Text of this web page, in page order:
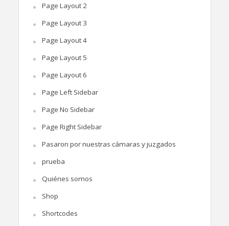
Page Layout 2
Page Layout 3
Page Layout 4
Page Layout 5
Page Layout 6
Page Left Sidebar
Page No Sidebar
Page Right Sidebar
Pasaron por nuestras cámaras y juzgados
prueba
Quiénes somos
Shop
Shortcodes